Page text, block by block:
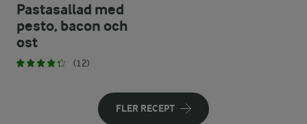
Pastasallad med
pesto, bacon och
ost
(12)
FLER RECEPT